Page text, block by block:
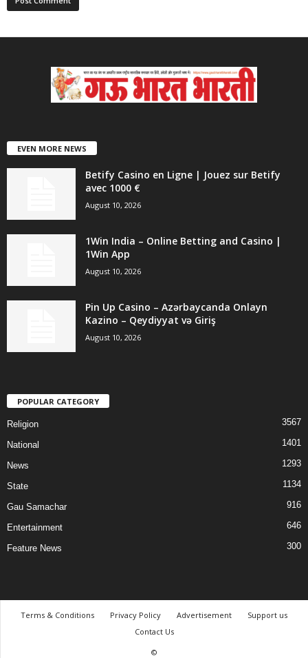
EVEN MORE NEWS
Betify Casino en Ligne | Jouez sur Betify
avec 1000 €
August 10, 2026
1Win India – Online Betting and Casino |
1Win App
August 10, 2026
Pin Up Casino – Azərbaycanda Onlayn
Kazino – Qeydiyyat və Giriş
August 10, 2026
POPULAR CATEGORY
Religion 3567
National 1401
News 1293
State 1134
Gau Samachar 916
Entertainment 646
Feature News 300
Terms & Conditions Privacy Policy Advertisement
Support us
Contact Us
©